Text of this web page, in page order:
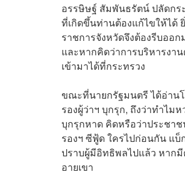
อรรษิษฐ์ สัมพันธรัตน์ ปลัดกร
ที่เกิดขึ้นท่านต้องแก้ไขให้ได้
ราชการจังหวัดจึงต้องรีบออ
และหากคิดว่าการบริหารงา
เข้ามาได้ที่กระทรวง
ขณะที่นายกรัฐมนตรี ได้อ่าน
รองผู้ว่าฯ บุกรุก, ถึงว่าทำไม
บุกรุกหาด คิดหรือว่าประชาช
รองฯ ซีฟู้ด ใครไปก่อนกัน แ
ปราบผู้มีอิทธิพลไปแล้ว หาก
อายเขา